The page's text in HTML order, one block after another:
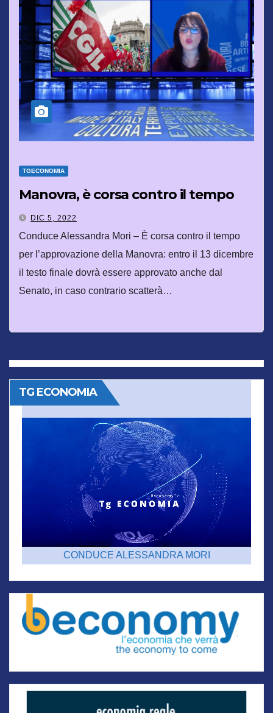
TGECONOMIA
Manovra, è corsa contro il tempo
DIC 5, 2022
Conduce Alessandra Mori – È corsa contro il tempo
per l’approvazione della Manovra: entro il 13 dicembre
il testo finale dovrà essere approvato anche dal
Senato, in caso contrario scatterà…
TG ECONOMIA
CONDUCE ALESSANDRA MORI